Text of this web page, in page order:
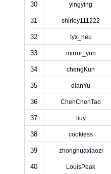
30 yingying
31 shirley111222
32 tyx_neu
33 mirror_yun
34 chengKun
35 dianYu
36 ChenChenTao
37 liuy
38 cookiess
39 zhonghuaxiaozi
40 LouisPeak